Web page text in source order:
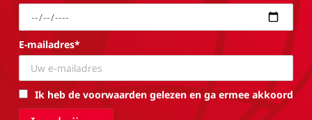
E-mailadres*
Ik heb de voorwaarden gelezen en ga ermee akkoord